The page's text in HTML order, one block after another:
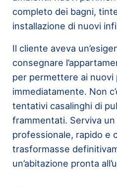
completo dei bagni,
installazione di nuovi
Il cliente aveva
consegnare
per permettere ai
immediatamente. Non
tentativi casalinghi di
frammentati. Serviva
professionale, rapido e
trasformasse
un’abitazione pronta